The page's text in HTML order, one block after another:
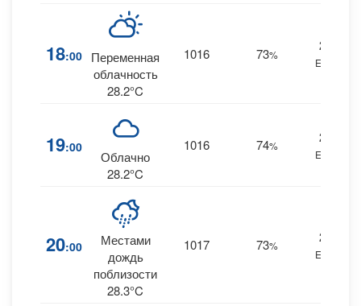
18:00
Переменная
облачность
28.2°C
1016 73%
27
ENE
19:00
Облачно
28.2°C
1016 74%
27
ENE
20:00
Местами
дождь
поблизости
28.3°C
1017 73%
26
ENE